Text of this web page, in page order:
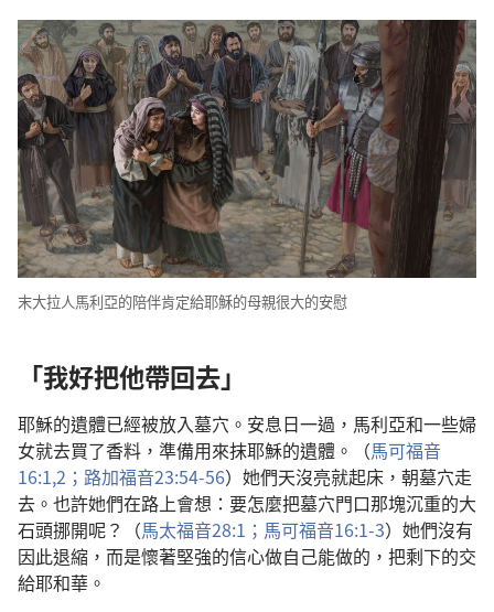
末大拉人馬利亞的陪伴肯定給耶穌的母親很大的安慰
「我好把他帶回去」
耶穌的遺體已經被放入墓穴。安息日一過，馬利亞和一些婦
女就去買了香料，準備用來抹耶穌的遺體。（馬可福音
16:1,2； 路加福音23:54-56）她們天沒亮就起床，朝墓穴走
去。也許她們在路上會想：要怎麼把墓穴門口那塊沉重的大
石頭挪開呢？（馬太福音28:1； 馬可福音16:1-3）她們沒有
因此退縮，而是懷著堅強的信心做自己能做的，把剩下的交
給耶和華。